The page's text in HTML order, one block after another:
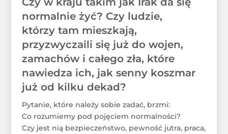
normalnie żyć? Czy ludzie,
którzy tam mieszkają,
przyzwyczaili się już do wojen,
zamachów i całego zła, które
nawiedza ich, jak senny koszmar
już od kilku dekad?
Pytanie, które należy sobie zadać, brzmi:
Co rozumiemy pod pojęciem normalności?
Czy jest nią bezpieczeństwo, pewność jutra, praca,